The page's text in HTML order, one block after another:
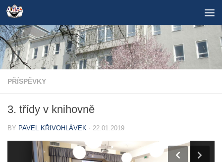
Skip to content
PŘÍSPĚVKY
3. třídy v knihovně
BY PAVEL KŘIVOHLÁVEK · 22.01.2019